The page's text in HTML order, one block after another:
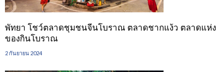
พัทยา โชว์ตลาดชุมชนจีนโบราณ ตลาดชากแง้ว ตลาดแห่ง
ของกินโบราณ
2 กันยายน 2024